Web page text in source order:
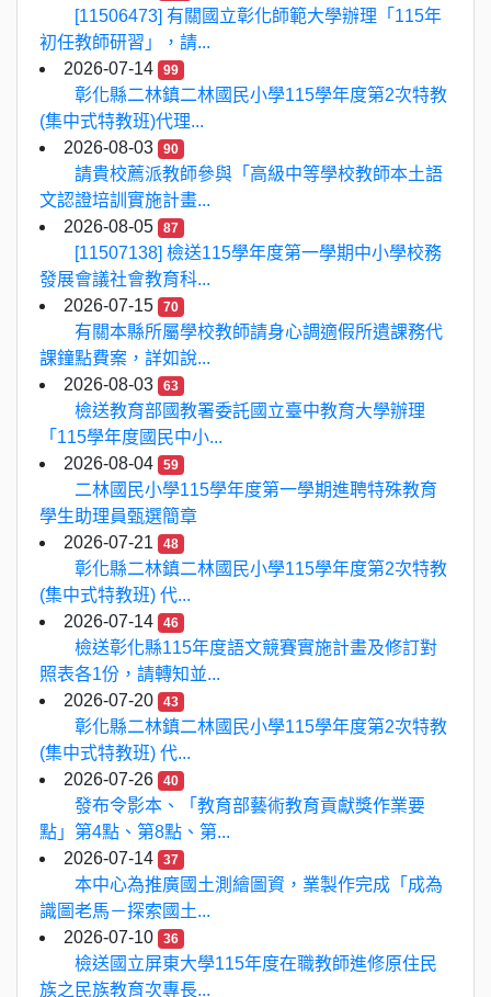
[11506473] 有關國立彰化師範大學辦理「115年
初任教師研習」，請...
2026-07-14
99
彰化縣二林鎮二林國民小學115學年度第2次特教
(集中式特教班)代理...
2026-08-03
90
請貴校薦派教師參與「高級中等學校教師本土語
文認證培訓實施計畫...
2026-08-05
87
[11507138] 檢送115學年度第一學期中小學校務
發展會議社會教育科...
2026-07-15
70
有關本縣所屬學校教師請身心調適假所遺課務代
課鐘點費案，詳如說...
2026-08-03
63
檢送教育部國教署委託國立臺中教育大學辦理
「115學年度國民中小...
2026-08-04
59
二林國民小學115學年度第一學期進聘特殊教育
學生助理員甄選簡章
2026-07-21
48
彰化縣二林鎮二林國民小學115學年度第2次特教
(集中式特教班) 代...
2026-07-14
46
檢送彰化縣115年度語文競賽實施計畫及修訂對
照表各1份，請轉知並...
2026-07-20
43
彰化縣二林鎮二林國民小學115學年度第2次特教
(集中式特教班) 代...
2026-07-26
40
發布令影本、「教育部藝術教育貢獻獎作業要
點」第4點、第8點、第...
2026-07-14
37
本中心為推廣國土測繪圖資，業製作完成「成為
識圖老馬－探索國土...
2026-07-10
36
檢送國立屏東大學115年度在職教師進修原住民
族之民族教育次專長...